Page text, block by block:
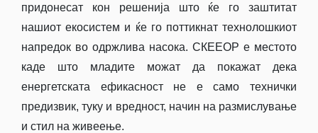
придонесат кон решенија што ќе го заштитат
нашиот екосистем и ќе го поттикнат технолошкиот
напредок во одржлива насока. СКЕЕОР е местото
каде што младите можат да покажат дека
енергетската ефикасност не е само технички
предизвик, туку и вредност, начин на размислување
и стил на живеење.